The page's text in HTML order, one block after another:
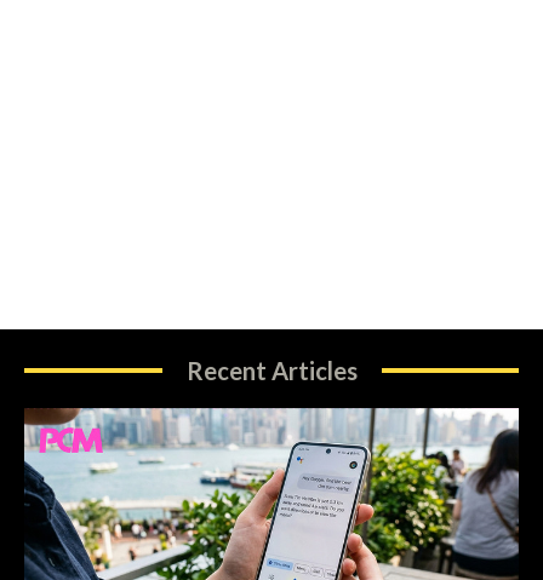
Recent Articles